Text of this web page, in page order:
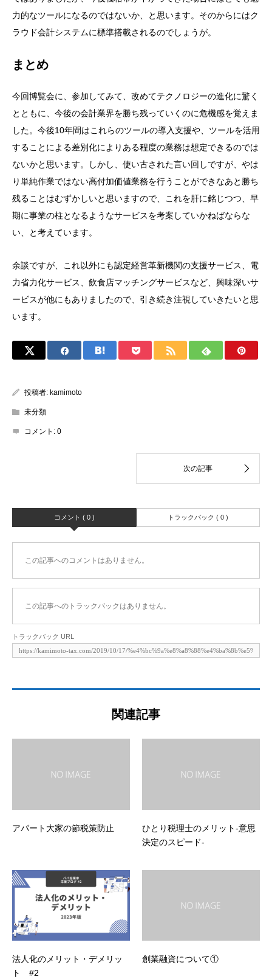
力的なツールになるのではないか、と思います。そのからにはク
ラウド会計システムに標準搭載されるのでしょうが。
まとめ
今回博覧会に、参加してみて、改めてテクノロジーの進化に驚く
とともに、今後の会計業界を勝ち残っていくのに危機感を覚えま
した。今後10年間はこれらのツールの導入支援や、ツールを活用
することによる差別化によりある程度の業務は想定できるのでは
ないかと思います。しかし、使い古された言い回しですが、やは
り単純作業ではない高付加価値業務を行うことができなあと勝ち
残ることはむずかしいと思いますので、これを肝に銘じつつ、早
期に事業の柱となるようなサービスを考案していかねばならな
い、と考えています。
余談ですが、これ以外にも認定経営革新機関の支援サービス、電
力省力化サービス、飲食店マッチングサービスなど、興味深いサ
ービスが他にもありましたので、引き続き注視していきたいと思
います。
投稿者: kamimoto
未分類
コメント: 0
コメント ( 0 ) トラックバック ( 0 )
この記事へのコメントはありません。
この記事へのトラックバックはありません。
トラックバック URL
関連記事
アパート大家の節税策防止
ひとり税理士のメリット-意思
決定のスピード-
法人化のメリット・デメリッ
ト #2
創業融資について①